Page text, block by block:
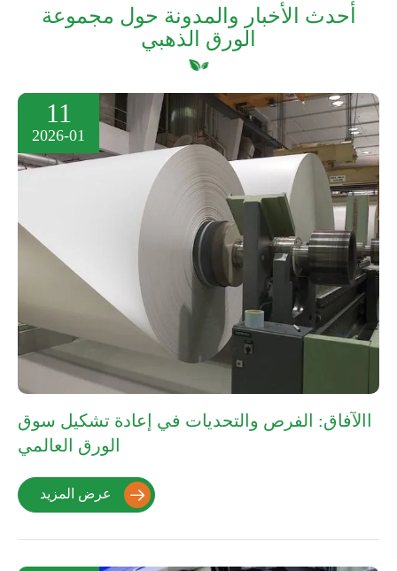
أحدث الأخبار والمدونة حول مجموعة
الورق الذهبي
11
2026-01
االآفاق: الفرص والتحديات في إعادة تشكيل سوق
الورق العالمي
